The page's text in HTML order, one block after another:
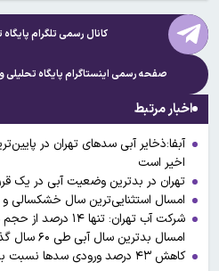
کانال رسمی تلگرام
صفحه رسمی اینستاگرام پایگاه تحلیلی
اخبار مرتبط
آبفا:ذخایر آبی سدهای تهران در
اخیر است
تهران در بدترین وضعیت آبی در یک
امسال استثنایی‌ترین سال خشکسالی و کم‌بارشی
شرکت آب تهران:
امسال بدترین سال آبی طی ۶۰ سال گذشته است
کاهش ۴۳ درصد ورودی سد‌ها نسبت به سال گذشته